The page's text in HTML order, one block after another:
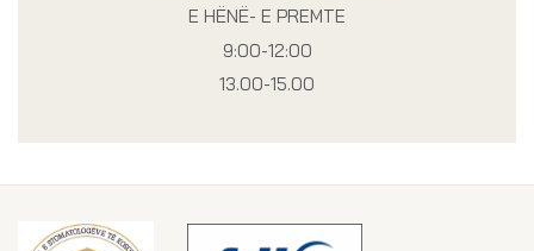
E HËNË- E PREMTE
9:00-12:00
13.00-15.00